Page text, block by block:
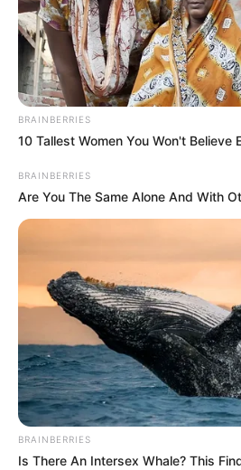
SARAMPIÓN AVENIDA
PARQUE DE DIVERSIONES
ELECCIONES
FENÓMENO DEL NIÑO
BRAINBERRIES
10 Tallest Women You Won't Believe
BRAINBERRIES
Are You The Same Alone And With
BRAINBERRIES
Is There An Intersex Whale? This